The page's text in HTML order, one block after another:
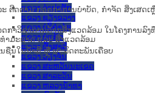
ແຂວງ ຈໍາປາສັກ
ແຂວງ ຊຽງຂວາງ
ແຂວງ ບໍລິຄໍາໄຊ
ແຂວງ ບໍ່ແກ້ວ
ແຂວງ ຜົ້ງສາລີ
ແຂວງ ວຽງຈັນ
ແຂວງ ສະຫວັນນະເຂດ
ແຂວງ ສາລະວັນ
ແຂວງ ຫລວງນໍ້າທາ
ຕິດຕາມ ກວດກາການບໍາບັດ, ກໍາຈັດ ສິ່ງເສດເ
ກາວິຊາການດ້ານສິ່ງແວດລ້ອມ ໃນໂຄງການລົ
າມະຊາດ ແລະ ສິ່ງແວດລ້ອມ
ຊືນໃນນໍ້າສີ ຫຼື ຜະລິດຕະພັນເຄືອບ